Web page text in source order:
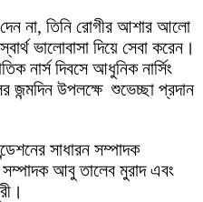
না, তিনি রোগীর আশার আলো
ভালোবাসা দিয়ে সেবা করেন।
নার্স দিবসে আধুনিক নার্সিং
জন্মদিন উপলক্ষে শুভেচ্ছা প্রদান
সাধারন সম্পাদক
আবু তালেব মুরাদ এবং